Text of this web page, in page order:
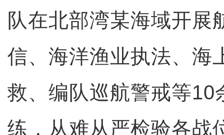
队在北部湾某海域开展
信、海洋渔业执法、海
救、编队巡航警戒等10
练，从难从严检验各战